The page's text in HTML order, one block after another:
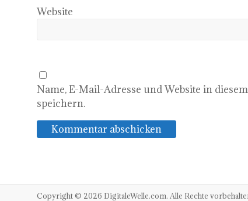
Website
Name, E-Mail-Adresse und Website in
speichern.
Copyright © 2026 DigitaleWelle.com. Alle Rechte